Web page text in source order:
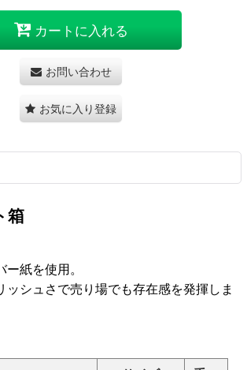
カートに入れる
お問い合わせ
お気に入り登録
箱
紙を使用。
ッシュさで売り場でも存在感を発揮しま